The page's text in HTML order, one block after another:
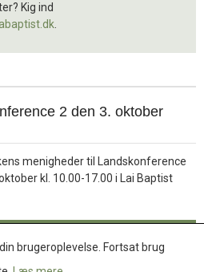
Kig ind
2 den 3. oktober
menigheder til Landskonference
kl. 10.00-17.00 i Lai Baptist
Læs mere
brugeroplevelse. Fortsat brug